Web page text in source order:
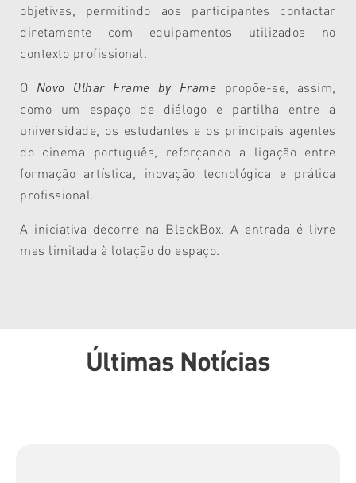
objetivas, permitindo aos participantes contactar
diretamente com equipamentos utilizados no
contexto profissional.
O Novo Olhar Frame by Frame propõe-se, assim,
como um espaço de diálogo e partilha entre a
universidade, os estudantes e os principais agentes
do cinema português, reforçando a ligação entre
formação artística, inovação tecnológica e prática
profissional.
A iniciativa decorre na BlackBox. A entrada é livre
mas limitada à lotação do espaço.
Últimas Notícias